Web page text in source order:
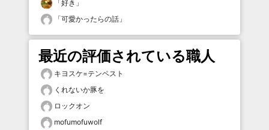
「好き 」
「可愛かったらの話 」
最近の評価されている職人
キヨスケ=テンペスト
くれないか豚を
ロックオン
mofumofuwolf